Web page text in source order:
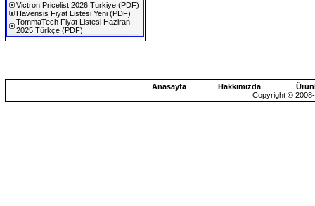
Victron Pricelist 2026 Turkiye (PDF)
Havensis Fiyat Listesi Yeni (PDF)
TommaTech Fiyat Listesi Haziran
2025 Türkçe (PDF)
Anasayfa Hakkımızda
Copyright ©